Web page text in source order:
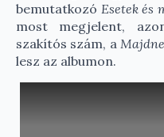
bemutatkozó Esetek és
most megjelent,
szakítós szám, a
lesz az albumon.